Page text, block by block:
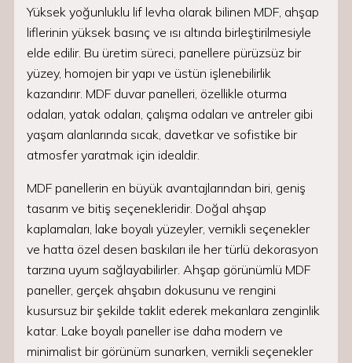
Yüksek yoğunluklu lif levha olarak bilinen MDF, ahşap
liflerinin yüksek basınç ve ısı altında birleştirilmesiyle
elde edilir. Bu üretim süreci, panellere pürüzsüz bir
yüzey, homojen bir yapı ve üstün işlenebilirlik
kazandırır. MDF duvar panelleri, özellikle oturma
odaları, yatak odaları, çalışma odaları ve antreler gibi
yaşam alanlarında sıcak, davetkar ve sofistike bir
atmosfer yaratmak için idealdir.
MDF panellerin en büyük avantajlarından biri, geniş
tasarım ve bitiş seçenekleridir. Doğal ahşap
kaplamaları, lake boyalı yüzeyler, vernikli seçenekler
ve hatta özel desen baskıları ile her türlü dekorasyon
tarzına uyum sağlayabilirler. Ahşap görünümlü MDF
paneller, gerçek ahşabın dokusunu ve rengini
kusursuz bir şekilde taklit ederek mekanlara zenginlik
katar. Lake boyalı paneller ise daha modern ve
minimalist bir görünüm sunarken, vernikli seçenekler